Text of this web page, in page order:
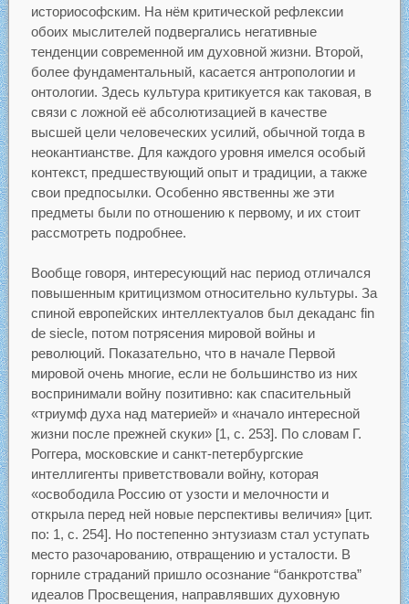
историософским. На нём критической рефлексии
обоих мыслителей подвергались негативные
тенденции современной им духовной жизни. Второй,
более фундаментальный, касается антропологии и
онтологии. Здесь культура критикуется как таковая, в
связи с ложной её абсолютизацией в качестве
высшей цели человеческих усилий, обычной тогда в
неокантианстве. Для каждого уровня имелся особый
контекст, предшествующий опыт и традиции, а также
свои предпосылки. Особенно явственны же эти
предметы были по отношению к первому, и их стоит
рассмотреть подробнее.
Вообще говоря, интересующий нас период отличался
повышенным критицизмом относительно культуры. За
спиной европейских интеллектуалов был декаданс fin
de siecle, потом потрясения мировой войны и
революций. Показательно, что в начале Первой
мировой очень многие, если не большинство из них
воспринимали войну позитивно: как спасительный
«триумф духа над материей» и «начало интересной
жизни после прежней скуки» [1, с. 253]. По словам Г.
Роггера, московские и санкт-петербургские
интеллигенты приветствовали войну, которая
«освободила Россию от узости и мелочности и
открыла перед ней новые перспективы величия» [цит.
по: 1, с. 254]. Но постепенно энтузиазм стал уступать
место разочарованию, отвращению и усталости. В
горниле страданий пришло осознание “банкротства”
идеалов Просвещения, направлявших духовную